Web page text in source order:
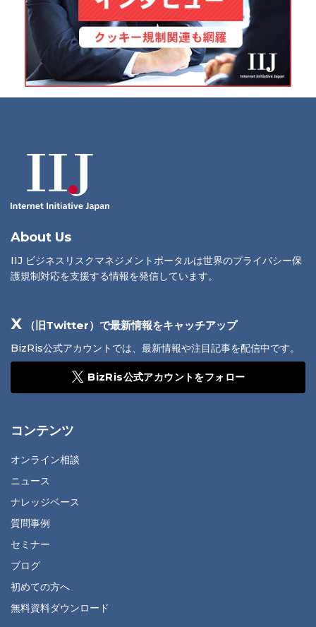
About Us
IIJ ビジネスリスクマネジメントポータルは世界のプライバシー保
護規制対応を支援する情報を発信しています。
X （旧Twitter）で最新情報をキャッチアップ
BizRis公式アカウントでは、最新情報や注目記事を配信中です。
BizRis公式アカウントをフォロー
コンテンツ
オンライン相談
ニュース
ナレッジベース
質問事例
セミナー
ブログ
初めての方へ
無料資料ダウンロード